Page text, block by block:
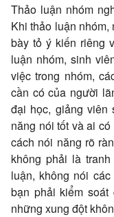
Thảo luận nhóm
Khi thảo luận
bày tỏ ý kiến riêng
luận nhóm, sinh
việc trong nhóm,
cần có của người
đại học, giảng
năng nói tốt và ai
cách nói năng rõ
không phải là
luận, không nói
bạn phải kiểm soát
những xung đột